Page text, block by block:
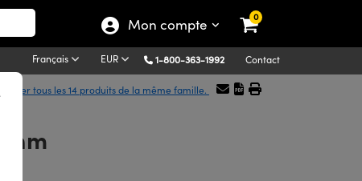
Mon compte 0
Français EUR 1-800-363-1992 Contact
Afficher tous les 14 produits de la même famille.
nm